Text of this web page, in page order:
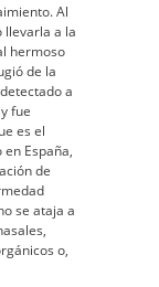
Al
llevarla a la
hermoso
de la
a
fue
es el
España,
de
se ataja a
o,